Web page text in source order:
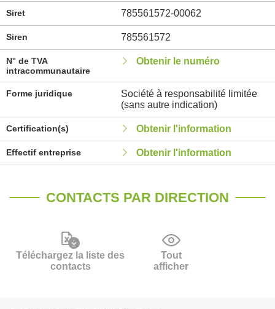
Siret 785561572-00062
Siren 785561572
N° de TVA
intracommunautaire
Obtenir le numéro
Forme juridique
Société à responsabilité limitée
(sans autre indication)
Certification(s) Obtenir l'information
Effectif entreprise Obtenir l'information
CONTACTS PAR DIRECTION
Téléchargez la liste des
contacts
Tout
afficher